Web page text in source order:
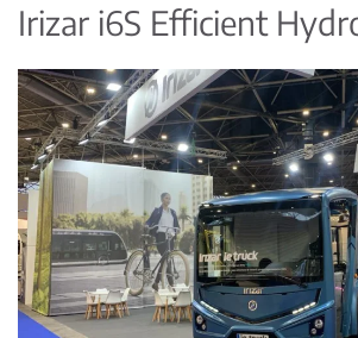
Irizar i6S Efficient